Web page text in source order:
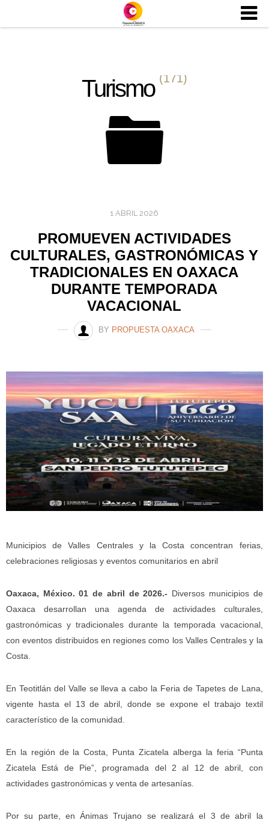
Turismo (171)
1 ABRIL 2026
PROMUEVEN ACTIVIDADES
CULTURALES, GASTRONÓMICAS Y
TRADICIONALES EN OAXACA
DURANTE TEMPORADA
VACACIONAL
BY PROPUESTA OAXACA
Municipios de Valles Centrales y la Costa concentran ferias,
celebraciones religiosas y eventos comunitarios en abril
Oaxaca, México. 01 de abril de 2026.- Diversos municipios de
Oaxaca desarrollan una agenda de actividades culturales,
gastronómicas y tradicionales durante la temporada vacacional,
con eventos distribuidos en regiones como los Valles Centrales y la
Costa.
En Teotitlán del Valle se lleva a cabo la Feria de Tapetes de Lana,
vigente hasta el 13 de abril, donde se expone el trabajo textil
característico de la comunidad.
En la región de la Costa, Punta Zicatela alberga la feria “Punta
Zicatela Está de Pie”, programada del 2 al 12 de abril, con
actividades gastronómicas y venta de artesanías.
Por su parte, en Ánimas Trujano se realizará el 3 de abril la